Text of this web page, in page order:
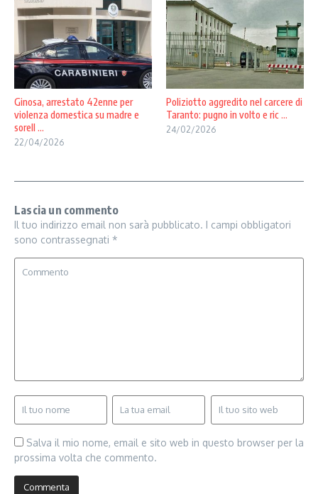
Ginosa, arrestato 42enne per
violenza domestica su madre e
sorell ...
22/04/2026
Poliziotto aggredito nel carcere di
Taranto: pugno in volto e ric ...
24/02/2026
Lascia un commento
Il tuo indirizzo email non sarà pubblicato. I campi obbligatori
sono contrassegnati *
Salva il mio nome, email e sito web in questo browser per la
prossima volta che commento.